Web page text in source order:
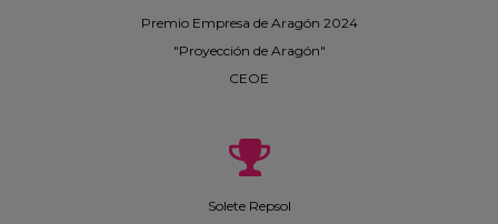
Premio Empresa de Aragón 2024
"Proyección de Aragón"
CEOE
Solete Repsol